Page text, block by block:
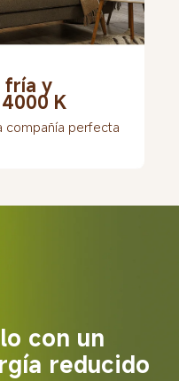
fría y
K
compañía perfecta
con un
reducido